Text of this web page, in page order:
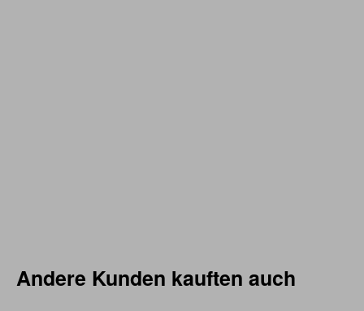
Andere Kunden kauften auch